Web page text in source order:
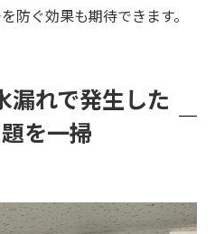
防ぐ効果も期待できます。
漏れで発生した
を一掃